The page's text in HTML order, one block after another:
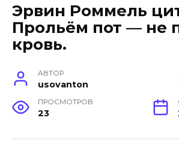
Эрвин Роммель
Прольём пот — не
кровь.
АВТОР
usovanton
ПРОСМОТРОВ
23